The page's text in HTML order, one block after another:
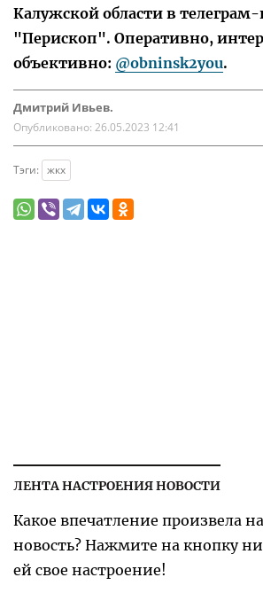
Калужской области в телеграм-
"Перископ". Оперативно,
объективно: @obninsk2you.
Дмитрий Ивьев.
Опубликовано: 26.05.2023 12:41
Тэги: жкх
ЛЕНТА НАСТРОЕНИЯ НОВОСТИ
Какое впечатление произвела на
новость? Нажмите на кнопку
ей свое настроение!